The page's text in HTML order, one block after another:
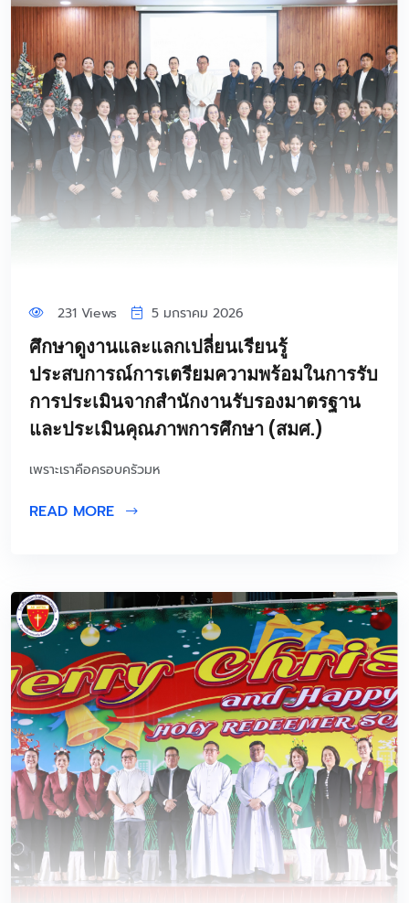
231 Views 5 มกราคม 2026
ศึกษาดูงานและแลกเปลี่ยนเรียนรู้
ประสบการณ์การเตรียมความพร้อมในการรับ
การประเมินจากสำนักงานรับรองมาตรฐาน
และประเมินคุณภาพการศึกษา (สมศ.)
เพราะเราคือครอบครัวมห
READ MORE